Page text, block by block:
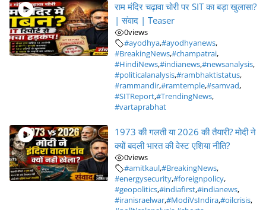
राम मंदिर चढ़ावा चोरी पर SIT का बड़ा खुलासा?
| संवाद | Teaser
0views
#ayodhya,#ayodhyanews,
#BreakingNews,#champatrai,
#HindiNews,#indianews,#newsanalysis,
#politicalanalysis,#rambhaktistatus,
#rammandir,#ramtemple,#samvad,
#SITReport,#TrendingNews,
#vartaprabhat
1973 की गलती या 2026 की तैयारी? मोदी ने
क्यों बदली भारत की वेस्ट एशिया नीति?
0views
#amitkaul,#BreakingNews,
#energysecurity,#foreignpolicy,
#geopolitics,#indiafirst,#indianews,
#iranisraelwar,#ModiVsIndira,#oilcrisis,